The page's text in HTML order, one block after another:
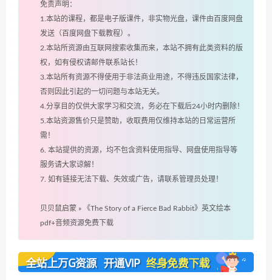
免责声明：
1.本站的课程，都是电子版课件，非实物光盘，课件由百度网盘
发送（百度网盘下载教程）。
2.本站所资源由互联网搜索收集而来，本站不拥有此类资料的版
权，如有侵权请邮件联系站长！
3.本站所有资源不得使用于非法商业用途，不得违反国家法律，
否则因此引起的一切问题与本站无关。
4.分享目的仅供大家学习和交流，务必在下载后24小时内删除！
5.本站资源售价只是赞助，收取费用仅维持本站的日常运营所
需！
6. 本站提供的资源，均不包含资料使用指导、网盘使用指导等
服务请大家谅解！
7. 如有链接无法下载、失效或广告，请联系管理员处理！
贝贝鼠启蒙 »
《The Story of a Fierce Bad Rabbit》英文绘本
pdf+音频资源免费下载